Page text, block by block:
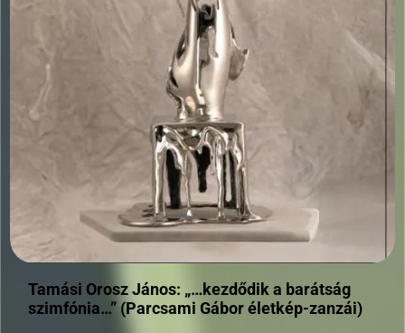
Tamási Orosz János: „…kezdődik a barátság
szimfónia…” (Parcsami Gábor életkép-zanzái)